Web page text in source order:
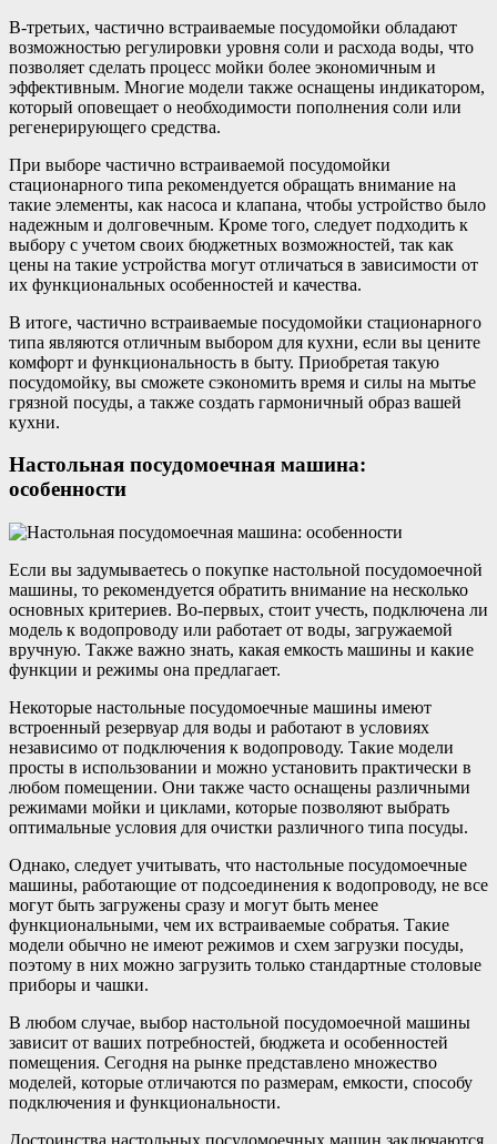
В-третьих, частично встраиваемые посудомойки обладают
возможностью регулировки уровня соли и расхода воды, что
позволяет сделать процесс мойки более экономичным и
эффективным. Многие модели также оснащены индикатором,
который оповещает о необходимости пополнения соли или
регенерирующего средства.
При выборе частично встраиваемой посудомойки
стационарного типа рекомендуется обращать внимание на
такие элементы, как насоса и клапана, чтобы устройство было
надежным и долговечным. Кроме того, следует подходить к
выбору с учетом своих бюджетных возможностей, так как
цены на такие устройства могут отличаться в зависимости от
их функциональных особенностей и качества.
В итоге, частично встраиваемые посудомойки стационарного
типа являются отличным выбором для кухни, если вы цените
комфорт и функциональность в быту. Приобретая такую
посудомойку, вы сможете сэкономить время и силы на мытье
грязной посуды, а также создать гармоничный образ вашей
кухни.
Настольная посудомоечная машина:
особенности
Если вы задумываетесь о покупке настольной посудомоечной
машины, то рекомендуется обратить внимание на несколько
основных критериев. Во-первых, стоит учесть, подключена ли
модель к водопроводу или работает от воды, загружаемой
вручную. Также важно знать, какая емкость машины и какие
функции и режимы она предлагает.
Некоторые настольные посудомоечные машины имеют
встроенный резервуар для воды и работают в условиях
независимо от подключения к водопроводу. Такие модели
просты в использовании и можно установить практически в
любом помещении. Они также часто оснащены различными
режимами мойки и циклами, которые позволяют выбрать
оптимальные условия для очистки различного типа посуды.
Однако, следует учитывать, что настольные посудомоечные
машины, работающие от подсоединения к водопроводу, не все
могут быть загружены сразу и могут быть менее
функциональными, чем их встраиваемые собратья. Такие
модели обычно не имеют режимов и схем загрузки посуды,
поэтому в них можно загрузить только стандартные столовые
приборы и чашки.
В любом случае, выбор настольной посудомоечной машины
зависит от ваших потребностей, бюджета и особенностей
помещения. Сегодня на рынке представлено множество
моделей, которые отличаются по размерам, емкости, способу
подключения и функциональности.
Достоинства настольных посудомоечных машин заключаются